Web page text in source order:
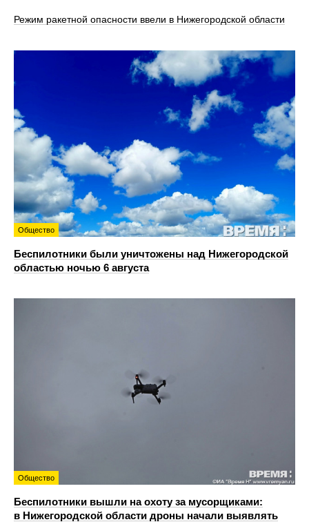
Режим ракетной опасности ввели в Нижегородской области
Общество
Беспилотники были уничтожены над Нижегородской
областью ночью 6 августа
Общество
Беспилотники вышли на охоту за мусорщиками:
в Нижегородской области дроны начали выявлять